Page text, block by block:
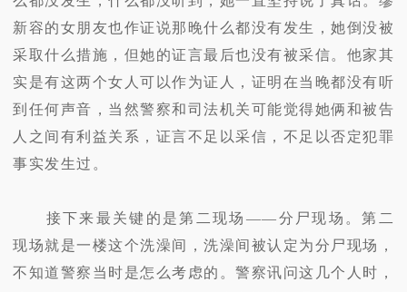
新容的女朋友也作证说那晚什么都没有发生，她倒没被
采取什么措施，但她的证言最后也没有被采信。他家其
实是有这两个女人可以作为证人，证明在当晚都没有听
到任何声音，当然警察和司法机关可能觉得她俩和被告
人之间有利益关系，证言不足以采信，不足以否定犯罪
事实发生过。
接下来最关键的是第二现场——分尸现场。第二
现场就是一楼这个洗澡间，洗澡间被认定为分尸现场，
不知道警察当时是怎么考虑的。警察讯问这几个人时，